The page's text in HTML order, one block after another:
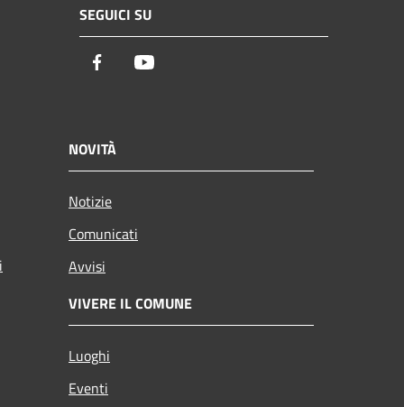
SEGUICI SU
Facebook
NOVITÀ
Notizie
Comunicati
Avvisi
VIVERE IL COMUNE
Luoghi
Eventi